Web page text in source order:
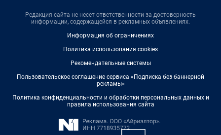
Редакция сайта не несет ответственности за достоверность
информации, содержащейся в рекламных объявлениях.
Информация об ограничениях
Политика использования cookies
Рекомендательные системы
Пользовательское соглашение сервиса «Подписка без баннерной
рекламы»
Политика конфиденциальности и обработки персональных данных и
правила использования сайта